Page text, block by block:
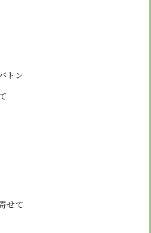
トン
せて